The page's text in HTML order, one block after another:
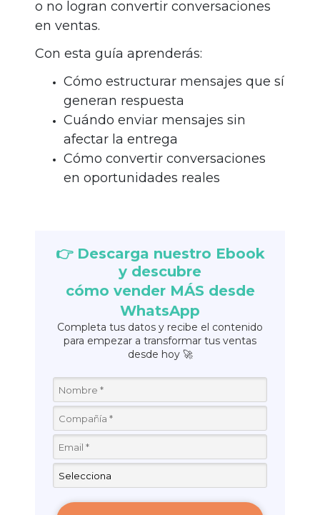
o no logran convertir conversaciones
en ventas.
Con esta guía aprenderás:
Cómo estructurar mensajes que sí
generan respuesta
Cuándo enviar mensajes sin
afectar la entrega
Cómo convertir conversaciones
en oportunidades reales
👉 Descarga nuestro Ebook
y descubre
cómo vender MÁS desde
WhatsApp
Completa tus datos y recibe el contenido
para empezar a transformar tus ventas
desde hoy 🚀